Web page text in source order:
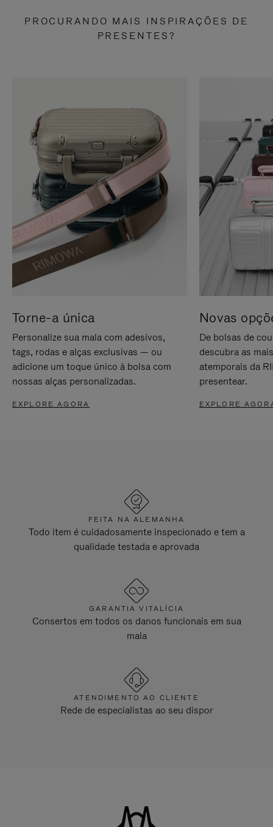
PROCURANDO MAIS INSPIRAÇÕES DE
PRESENTES?
Torne-a única
Personalize sua mala com adesivos,
tags, rodas e alças exclusivas — ou
adicione um toque único à bolsa com
nossas alças personalizadas.
EXPLORE AGORA
Novas
De bolsas de
descubra as
atemporais da
presentear.
EXPLORE
FEITA NA ALEMANHA
Todo item é cuidadosamente inspecionado e tem a
qualidade testada e aprovada
GARANTIA VITALÍCIA
Consertos em todos os danos funcionais em sua
mala
ATENDIMENTO AO CLIENTE
Rede de especialistas ao seu dispor